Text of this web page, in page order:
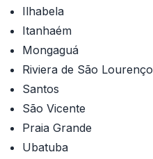
Ilhabela
Itanhaém
Mongaguá
Riviera de São Lourenço
Santos
São Vicente
Praia Grande
Ubatuba